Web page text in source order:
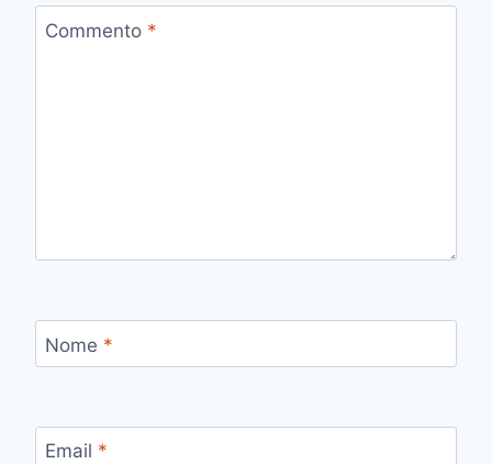
Commento *
Nome *
Email *